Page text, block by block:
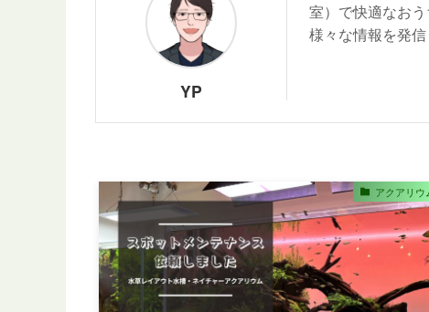
YP
室）で快適なお
様々な情報を発
アクアリウ